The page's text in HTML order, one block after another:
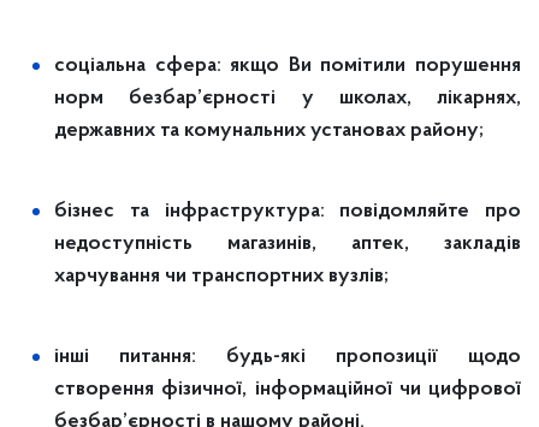
соціальна сфера: якщо Ви помітили порушення
норм безбар’єрності у школах, лікарнях,
державних та комунальних установах району;
бізнес та інфраструктура: повідомляйте про
недоступність магазинів, аптек, закладів
харчування чи транспортних вузлів;
інші питання: будь-які пропозиції щодо
створення фізичної, інформаційної чи цифрової
безбар’єрності в нашому районі.